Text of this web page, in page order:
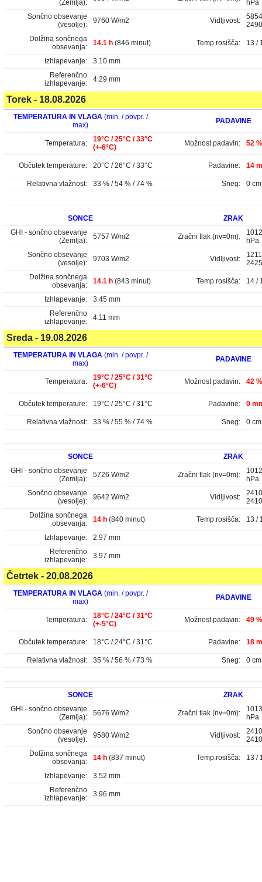
(Zemlja):
hPa
Sončno obsevanje
(vesolje):
9760 W/m2 Vidljivost:
Dolžina sončnega
obsevanja:
14.1 h (846 minut) Temp.rosišča: 13 /
Izhlapevanje:
3.10 mm
Referenčno
izhlapevanje:
4.29 mm
Torek - 18.08.2026
TEMPERATURA IN VLAGA (min. / povpr. /
max)
PADAVINE
Temperatura:
19°C / 25°C / 33°C
(+-6°C)
Možnost padavin: 52 %
Občutek temperature: 20°C / 26°C / 33°C Padavine: 14
Relativna vlažnost: 33 % / 54 % / 74 % Sneg: 0 cm
SONCE
ZRAK
GHI - sončno obsevanje
(Zemlja):
5757 W/m2 Zračni tlak (nv=0m):
hPa
Sončno obsevanje
(vesolje):
9703 W/m2 Vidljivost:
Dolžina sončnega
obsevanja:
14.1 h (843 minut) Temp.rosišča: 14 /
Izhlapevanje:
3.45 mm
Referenčno
izhlapevanje:
4.11 mm
Sreda - 19.08.2026
TEMPERATURA IN VLAGA (min. / povpr. /
max)
PADAVINE
Temperatura:
19°C / 25°C / 31°C
(+-6°C)
Možnost padavin: 42 %
Občutek temperature: 19°C / 25°C / 31°C Padavine: 0
Relativna vlažnost: 33 % / 55 % / 74 % Sneg: 0 cm
SONCE
ZRAK
GHI - sončno obsevanje
(Zemlja):
5726 W/m2 Zračni tlak (nv=0m):
hPa
Sončno obsevanje
(vesolje):
9642 W/m2 Vidljivost:
Dolžina sončnega
obsevanja:
14 h (840 minut) Temp.rosišča: 13 /
Izhlapevanje:
2.97 mm
Referenčno
izhlapevanje:
3.97 mm
Četrtek - 20.08.2026
TEMPERATURA IN VLAGA (min. / povpr. /
max)
PADAVINE
Temperatura:
18°C / 24°C / 31°C
(+-5°C)
Možnost padavin: 49 %
Občutek temperature: 18°C / 24°C / 31°C Padavine: 18
Relativna vlažnost: 35 % / 56 % / 73 % Sneg: 0 cm
SONCE
ZRAK
GHI - sončno obsevanje
(Zemlja):
5676 W/m2 Zračni tlak (nv=0m):
hPa
Sončno obsevanje
(vesolje):
9580 W/m2 Vidljivost:
Dolžina sončnega
obsevanja:
14 h (837 minut) Temp.rosišča: 13 /
Izhlapevanje:
3.52 mm
Referenčno
izhlapevanje:
3.96 mm